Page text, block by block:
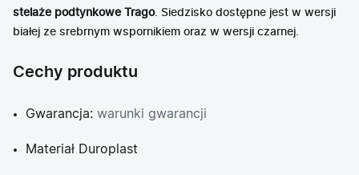
stelaże podtynkowe Trago. Siedzisko dostępne jest w wersji
białej ze srebrnym wspornikiem oraz w wersji czarnej.
Cechy produktu
Gwarancja: warunki gwarancji
Materiał Duroplast